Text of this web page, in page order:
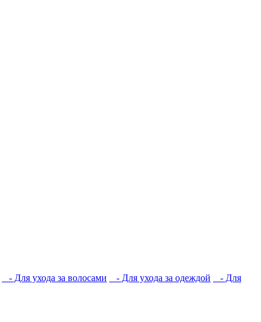
- Для ухода за волосами - Для ухода за одеждой
- Для